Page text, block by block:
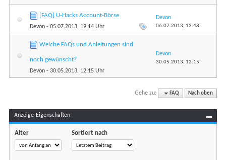
[FAQ] U-Hacks Account-Börse
Devon - 05.07.2013, 19:14 Uhr
Devon
06.07.2013, 13:48
Welche FAQs und Anleitungen sind
noch gewünscht?
Devon - 30.05.2013, 12:15 Uhr
Devon
30.05.2013, 12:15
Gehe zu: FAQ Nach oben
Anzeige-Eigenschaften
Alter Sortiert nach